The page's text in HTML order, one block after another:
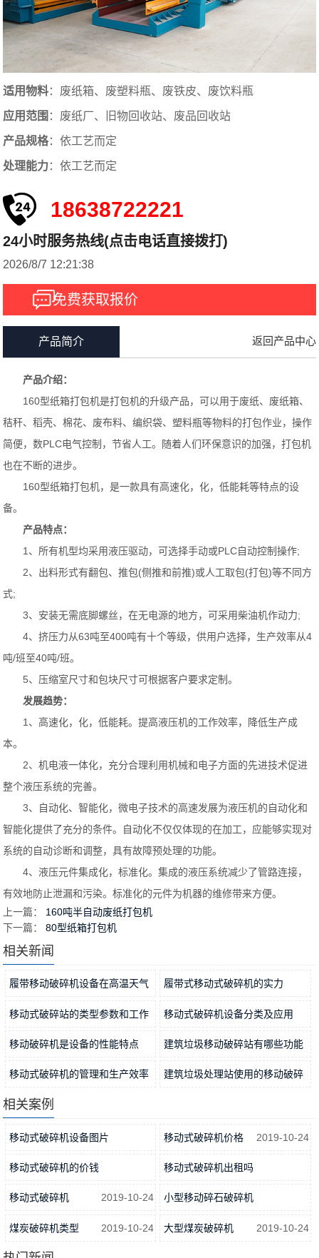
适用物料：废纸箱、废塑料瓶、废铁皮、废饮料瓶
应用范围 ：废纸厂、旧物回收站、废品回收站
产品规格：依工艺而定
处理能力 ：依工艺而定
18638722221
24小时服务热线(点击电话直接拨打)
2026/8/7 12:21:38
免费获取报价
产品简介 返回产品中心
产品介绍：
160型纸箱打包机是打包机的升级产品，可以用于废纸、废纸箱、
秸秆、稻壳、棉花、废布料、编织袋、塑料瓶等物料的打包作业，操作
简便，数PLC电气控制，节省人工。随着人们环保意识的加强，打包机
也在不断的进步。
160型纸箱打包机，是一款具有高速化，化，低能耗等特点的设
备。
产品特点：
1、所有机型均采用液压驱动，可选择手动或PLC自动控制操作;
2、出料形式有翻包、推包(侧推和前推)或人工取包(打包)等不同方
式;
3、安装无需底脚螺丝，在无电源的地方，可采用柴油机作动力;
4、挤压力从63吨至400吨有十个等级，供用户选择，生产效率从4
吨/班至40吨/班。
5、压缩室尺寸和包块尺寸可根据客户要求定制。
发展趋势：
1、高速化，化，低能耗。提高液压机的工作效率，降低生产成
本。
2、机电液一体化，充分合理利用机械和电子方面的先进技术促进
整个液压系统的完善。
3、自动化、智能化，微电子技术的高速发展为液压机的自动化和
智能化提供了充分的条件。自动化不仅仅体现的在加工，应能够实现对
系统的自动诊断和调整，具有故障预处理的功能。
4、液压元件集成化，标准化。集成的液压系统减少了管路连接，
有效地防止泄漏和污染。标准化的元件为机器的维修带来方便。
上一篇： 160吨半自动废纸打包机
下一篇：80型纸箱打包机
相关新闻
履带移动破碎机设备在高温天气
使用时应注意什么？ 2022-09-29
履带式移动式破碎机的实力
2022-09-27
移动式破碎站的类型参数和工作
优势 2022-09-25
移动式破碎机设备分类及应用
2022-09-23
移动破碎机是设备的性能特点
2022-09-18
建筑垃圾移动破碎站有哪些功能
优势？ 2022-09-16
移动式破碎机的管理和生产效率 建筑垃圾处理站使用的移动破碎
相关案例
移动式破碎机设备图片 移动式破碎机价格 2019-10-24
移动式破碎机的价钱
2019-10-24
移动式破碎机出租吗
移动式破碎机 2019-10-24 小型移动碎石破碎机
2019-10-24
煤炭破碎机类型 2019-10-24 大型煤炭破碎机 2019-10-24